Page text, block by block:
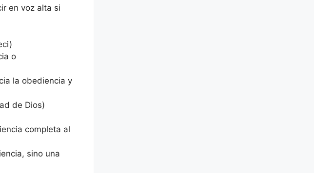
en voz alta si
o
la obediencia y
de Dios)
completa al
sino una